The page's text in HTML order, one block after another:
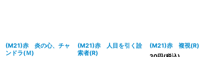
(M21)赤 炎の心、チャ
ンドラ(Ｍ)
(M21)赤 人目を引く詮
索者(R)
(M21)赤 複視(R)